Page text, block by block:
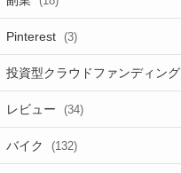
Pinterest (3)
投資型クラウドファンディング
レビュー (34)
バイク (132)